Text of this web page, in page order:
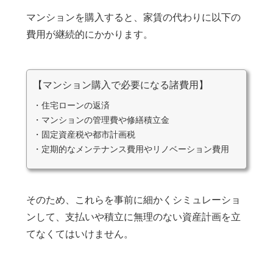
マンションを購入すると、家賃の代わりに以下の
費用が継続的にかかります。
【マンション購入で必要になる諸費用】
・住宅ローンの返済
・マンションの管理費や修繕積立金
・固定資産税や都市計画税
・定期的なメンテナンス費用やリノベーション費用
そのため、これらを事前に細かくシミュレーショ
ンして、支払いや積立に無理のない資産計画を立
てなくてはいけません。